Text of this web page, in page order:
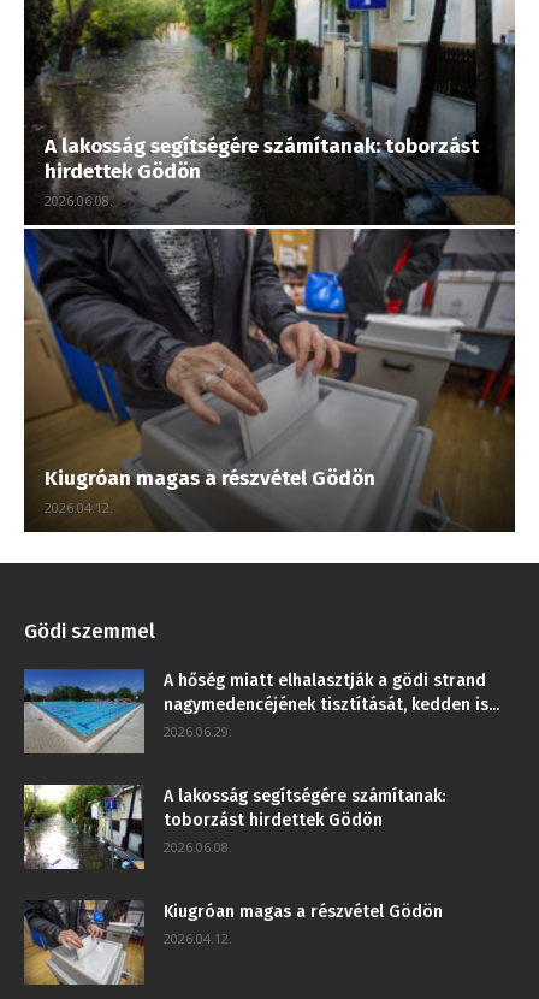
A lakosság segítségére számítanak: toborzást
hirdettek Gödön
2026.06.08.
Kiugróan magas a részvétel Gödön
2026.04.12.
Gödi szemmel
A hőség miatt elhalasztják a gödi strand
nagymedencéjének tisztítását, kedden is...
2026.06.29.
A lakosság segítségére számítanak:
toborzást hirdettek Gödön
2026.06.08.
Kiugróan magas a részvétel Gödön
2026.04.12.